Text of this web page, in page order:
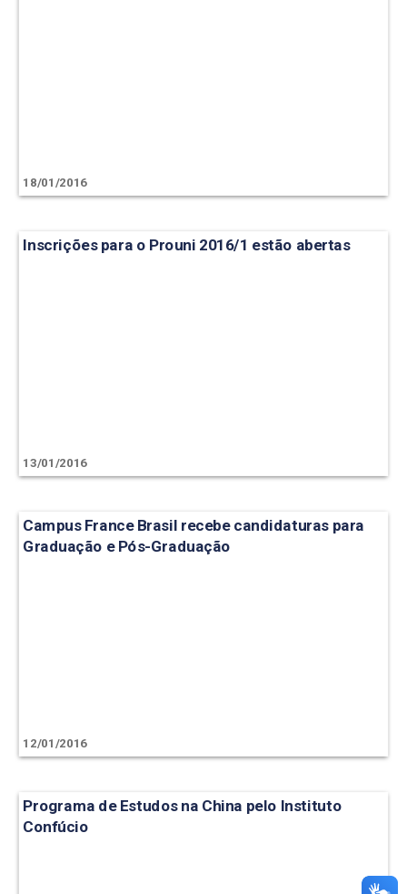
18/01/2016
Inscrições para o Prouni 2016/1 estão abertas
13/01/2016
Campus France Brasil recebe candidaturas para
Graduação e Pós-Graduação
12/01/2016
Programa de Estudos na China pelo Instituto
Confúcio